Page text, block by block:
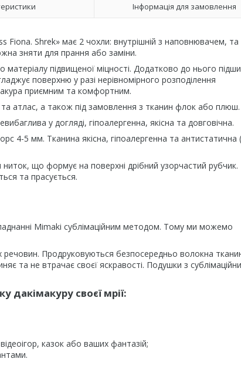
Інформація для замовлення
Fiona. Shrek» має 2 чохли: внутрішній з наповнювачем, та
зняти для прання або заміни.
матеріалу підвищеної міцності. Додатково до нього
поверхню у разі нерівномірного розподілення
приємним та комфортним.
атлас, а також під замовлення з тканин флок або плюш.
у догляді, гіпоалергенна, якісна та довговічна.
4-5 мм. Тканина якісна, гіпоалергенна та антистатична
що формує на поверхні дрібний узорчастий рубчик.
та прасується.
Mimaki сублімаційним методом. Тому ми можемо
Продруковуються безпосередньо волокна
та не втрачає своєї яскравості. Подушки з
своєї мрії:
казок або ваших фантазій;